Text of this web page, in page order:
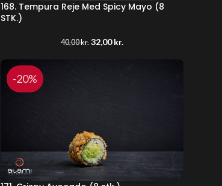
168. Tempura Reje Med Spicy Mayo (8
STK.)
40,00kr. 32,00kr.
-20%